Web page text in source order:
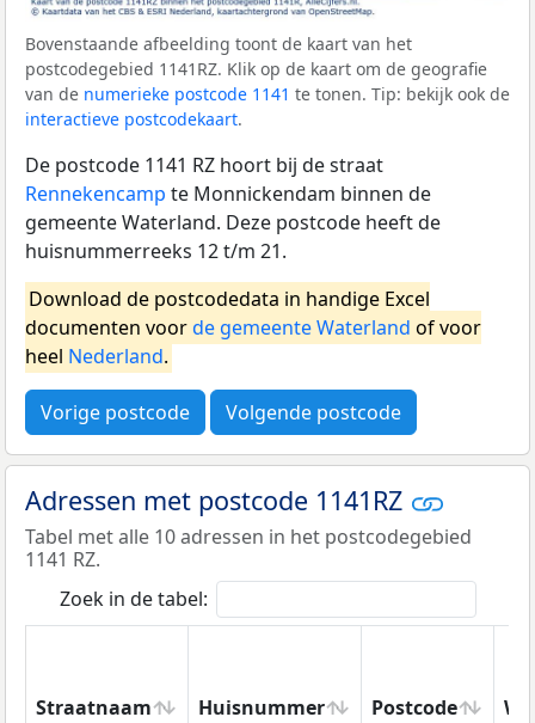
Bovenstaande afbeelding toont de kaart van het
postcodegebied 1141RZ. Klik op de kaart om de geografie
van de numerieke postcode 1141 te tonen. Tip: bekijk ook de
interactieve postcodekaart.
De postcode 1141 RZ hoort bij de straat
Rennekencamp te Monnickendam binnen de
gemeente Waterland. Deze postcode heeft de
huisnummerreeks 12 t/m 21.
Download de postcodedata in handige Excel
documenten voorde gemeente Waterland of voor
heel Nederland.
Vorige postcode Volgende postcode
Adressen met postcode 1141RZ
Tabel met alle 10 adressen in het postcodegebied
1141 RZ.
Zoek in de tabel:
Straatnaam Huisnummer Postcode